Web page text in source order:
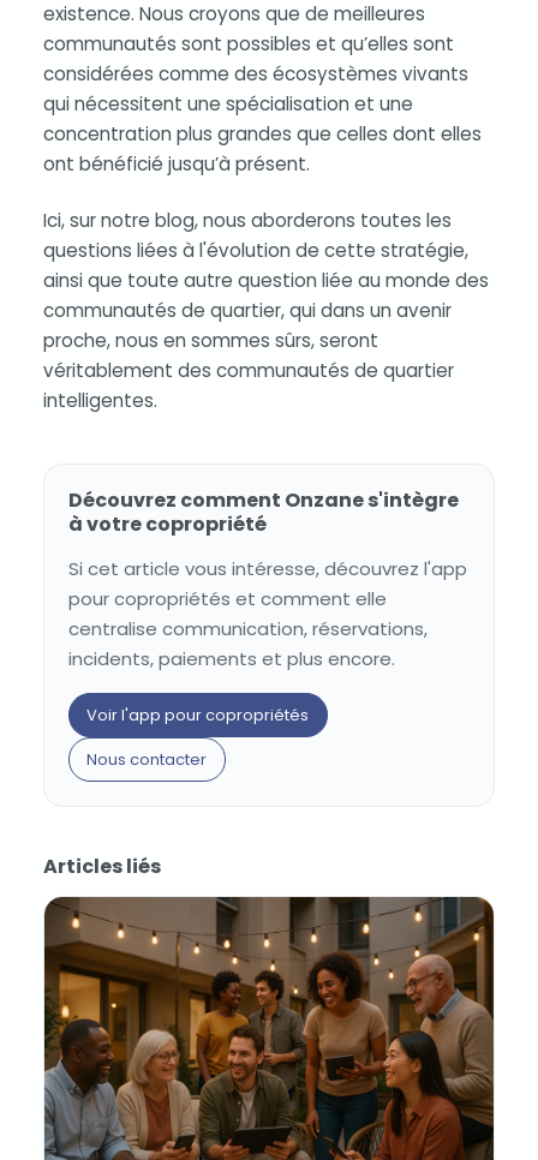
existence. Nous croyons que de meilleures
communautés sont possibles et qu’elles sont
considérées comme des écosystèmes vivants
qui nécessitent une spécialisation et une
concentration plus grandes que celles dont elles
ont bénéficié jusqu’à présent.
Ici, sur notre blog, nous aborderons toutes les
questions liées à l'évolution de cette stratégie,
ainsi que toute autre question liée au monde des
communautés de quartier, qui dans un avenir
proche, nous en sommes sûrs, seront
véritablement des communautés de quartier
intelligentes.
Découvrez comment Onzane s'intègre
à votre copropriété
Si cet article vous intéresse, découvrez l'app
pour copropriétés et comment elle
centralise communication, réservations,
incidents, paiements et plus encore.
Voir l'app pour copropriétés
Nous contacter
Articles liés